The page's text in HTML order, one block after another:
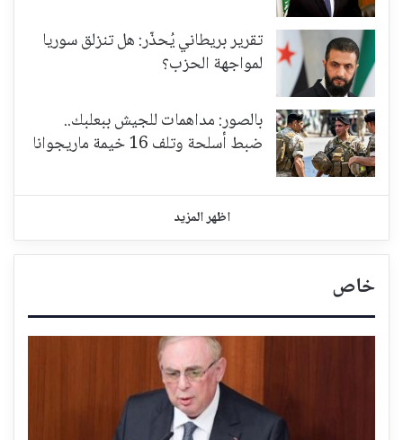
تقرير بريطاني يُحذّر: هل تنزلق سوريا
لمواجهة الحزب؟
بالصور: مداهمات للجيش ببعلبك..
ضبط أسلحة وتلف 16 خيمة ماريجوانا
اظهر المزيد
خاص